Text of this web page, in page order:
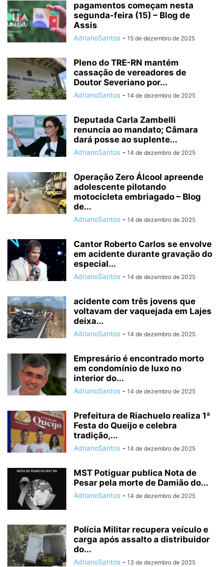
pagamentos começam nesta
segunda-feira (15) – Blog de
Assis
AdrianoSantos - 15 de dezembro de 2025
Pleno do TRE-RN mantém
cassação de vereadores de
Doutor Severiano por...
AdrianoSantos - 14 de dezembro de 2025
Deputada Carla Zambelli
renuncia ao mandato; Câmara
dará posse ao suplente...
AdrianoSantos - 14 de dezembro de 2025
Operação Zero Álcool apreende
adolescente pilotando
motocicleta embriagado – Blog
de...
AdrianoSantos - 14 de dezembro de 2025
Cantor Roberto Carlos se envolve
em acidente durante gravação do
especial...
AdrianoSantos - 14 de dezembro de 2025
acidente com três jovens que
voltavam der vaquejada em Lajes
deixa...
AdrianoSantos - 14 de dezembro de 2025
Empresário é encontrado morto
em condomínio de luxo no
interior do...
AdrianoSantos - 14 de dezembro de 2025
Prefeitura de Riachuelo realiza 1ª
Festa do Queijo e celebra
tradição,...
AdrianoSantos - 14 de dezembro de 2025
MST Potiguar publica Nota de
Pesar pela morte de Damião do...
AdrianoSantos - 14 de dezembro de 2025
Polícia Militar recupera veículo e
carga após assalto a distribuidor
do...
AdrianoSantos - 13 de dezembro de 2025